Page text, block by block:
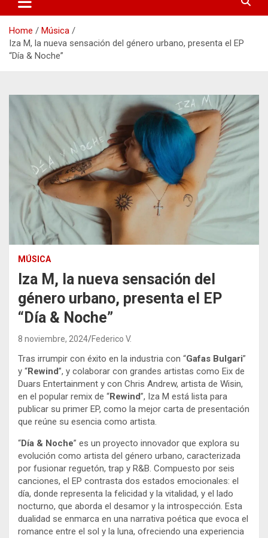
Home
Música
Iza M, la nueva sensación del género urbano, presenta el EP
“Día & Noche”
MÚSICA
Iza M, la nueva sensación del
género urbano, presenta el EP
“Día & Noche”
8 noviembre, 2024 Federico V.
Tras irrumpir con éxito en la industria con “Gafas Bulgari”
y “Rewind”, y colaborar con grandes artistas como Eix de
Duars Entertainment y con Chris Andrew, artista de Wisin,
en el popular remix de “Rewind”, Iza M está lista para
publicar su primer EP, como la mejor carta de presentación
que reúne su esencia como artista.
“Día & Noche” es un proyecto innovador que explora su
evolución como artista del género urbano, caracterizada
por fusionar reguetón, trap y R&B. Compuesto por seis
canciones, el EP contrasta dos estados emocionales: el
día, donde representa la felicidad y la vitalidad, y el lado
nocturno, que aborda el desamor y la introspección. Esta
dualidad se enmarca en una narrativa poética que evoca el
romance entre el sol y la luna, ofreciendo una experiencia